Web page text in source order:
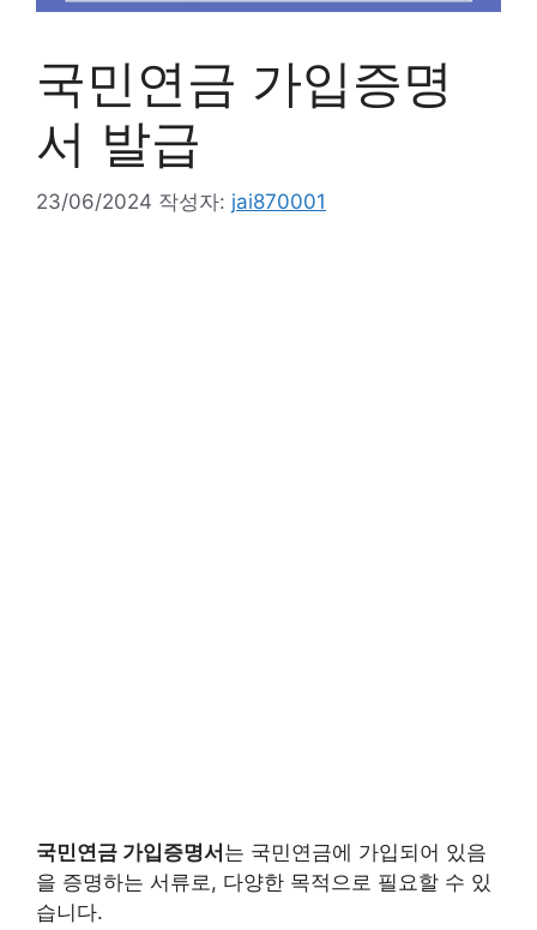
국민연금 가입증명
서 발급
23/06/2024 작성자: jai870001
국민연금 가입증명서 는 국민연금에 가입되어 있음
을 증명하는 서류로, 다양한 목적으로 필요할 수 있
습니다.